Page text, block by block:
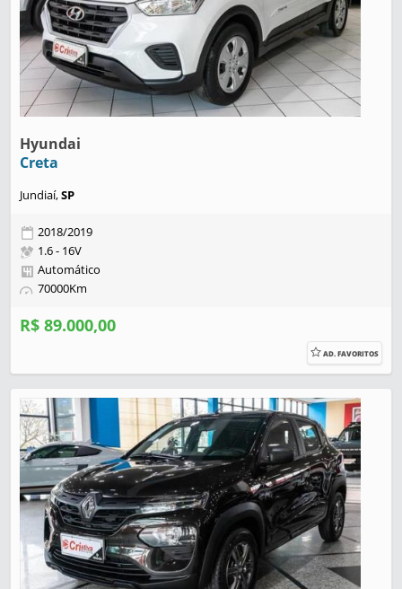
Hyundai
Creta
Jundiaí,SP
2018/2019
1.6 - 16V
Automático
70000Km
R$ 89.000,00
AD. FAVORITOS